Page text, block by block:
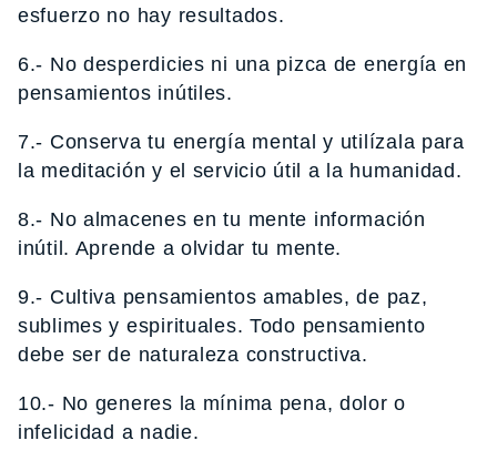
esfuerzo no hay resultados.
6.- No desperdicies ni una pizca de energía en
pensamientos inútiles.
7.- Conserva tu energía mental y utilízala para
la meditación y el servicio útil a la humanidad.
8.- No almacenes en tu mente información
inútil. Aprende a olvidar tu mente.
9.- Cultiva pensamientos amables, de paz,
sublimes y espirituales. Todo pensamiento
debe ser de naturaleza constructiva.
10.- No generes la mínima pena, dolor o
infelicidad a nadie.